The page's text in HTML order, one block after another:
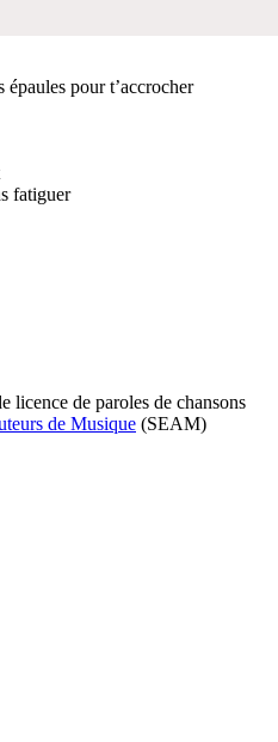
épaules pour t’accrocher
fatiguer
licence de paroles de chansons
de Musique (SEAM)